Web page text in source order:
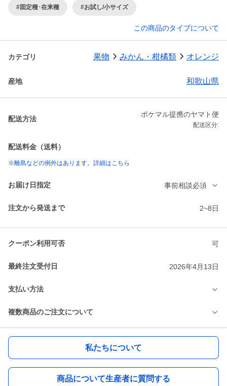
#固定種･在来種 #お試し/小サイズ
この商品のタイプについて
カテゴリ 果物 みかん・柑橘類 オレンジ
産地 和歌山県
配送方法
ポケマル提携のヤマト便
配送区分:
配送料金（送料）
※離島などの例外はあります。詳細はこちら
お届け日指定 事前相談必須
注文から発送まで 2~8日
クーポン利用可否 可
最終注文受付日 2026年4月13日
支払い方法
複数商品のご注文について
私たちについて
商品について生産者に質問する